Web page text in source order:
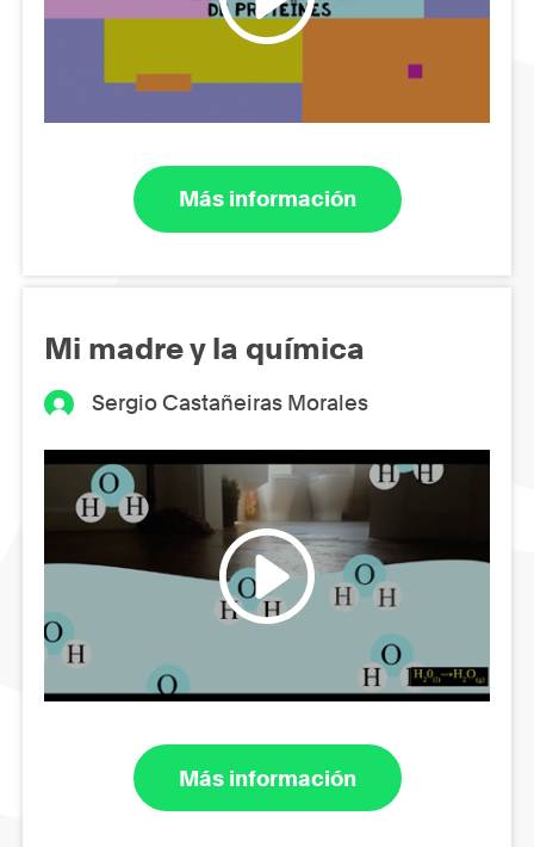
Más información
Mi madre y la química
Sergio Castañeiras Morales
Más información